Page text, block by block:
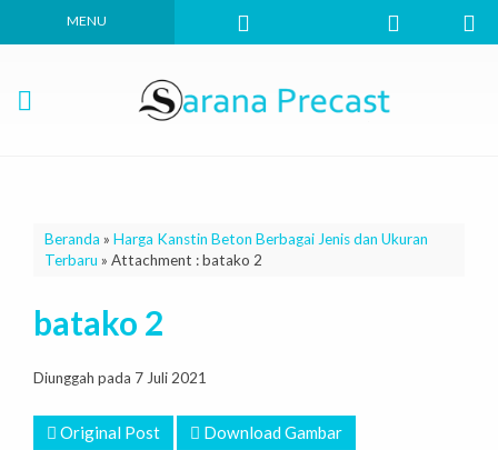
MENU
Beranda » Harga Kanstin Beton Berbagai Jenis dan Ukuran
Terbaru » Attachment : batako 2
batako 2
Diunggah pada 7 Juli 2021
Original Post Download Gambar